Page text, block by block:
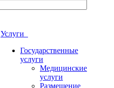
Услуги
Государственные
услуги
Медицинские
услуги
Размещение